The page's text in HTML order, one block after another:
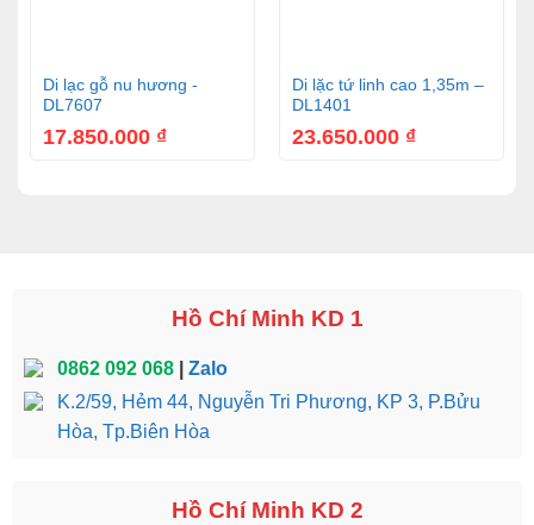
Di lạc gỗ nu hương -
DL7607
17.850.000 ₫
Di lặc tứ linh cao 1,35m –
DL1401
23.650.000 ₫
Hồ Chí Minh KD 1
0862 092 068| Zalo
K.2/59, Hẻm 44, Nguyễn Tri Phương, KP 3, P.Bửu
Hòa, Tp.Biên Hòa
Hồ Chí Minh KD 2